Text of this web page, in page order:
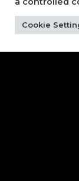
Cookie